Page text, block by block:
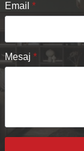
Email *
Mesaj *